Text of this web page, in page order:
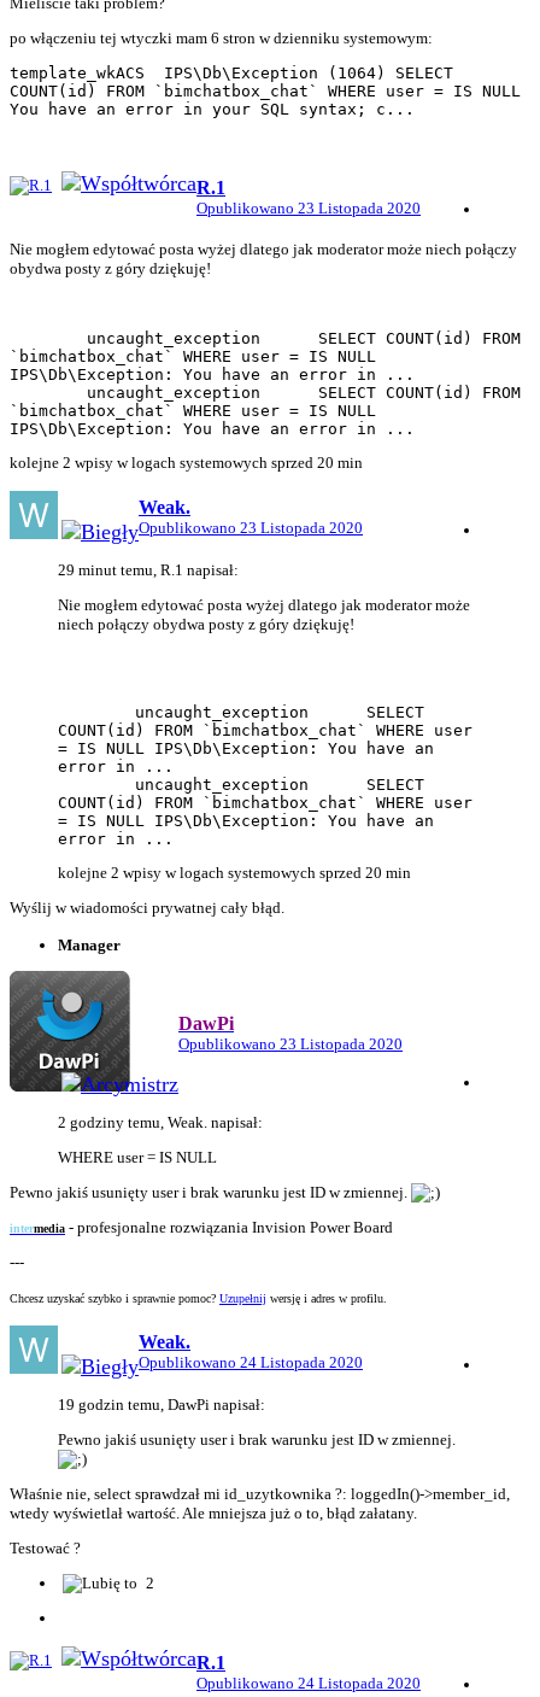
po włączeniu tej wtyczki mam 6 stron w dzienniku systemowym:
template_wkACS	IPS\Db\Exception (1064) SELECT
COUNT(id) FROM `bimchatbox_chat` WHERE user = IS NULL
You have an error in your SQL syntax; c...
R.1
Opublikowano 23 Listopada 2020
Nie mogłem edytować posta wyżej dlatego jak moderator może niech połączy
obydwa posty z góry dziękuję!
`bimchatbox_chat` WHERE user = IS NULL
IPS\Db\Exception: You have an error in ...
`bimchatbox_chat` WHERE user = IS NULL
IPS\Db\Exception: You have an error in ...
kolejne 2 wpisy w logach systemowych sprzed 20 min
Weak.
Opublikowano 23 Listopada 2020
29 minut temu, R.1 napisał:
Nie mogłem edytować posta wyżej dlatego jak moderator może
niech połączy obydwa posty z góry dziękuję!
COUNT(id) FROM `bimchatbox_chat` WHERE user
= IS NULL IPS\Db\Exception: You have an
error in ...
COUNT(id) FROM `bimchatbox_chat` WHERE user
= IS NULL IPS\Db\Exception: You have an
error in ...
kolejne 2 wpisy w logach systemowych sprzed 20 min
Wyślij w wiadomości prywatnej cały błąd.
Manager
DawPi
Opublikowano 23 Listopada 2020
2 godziny temu, Weak. napisał:
WHERE user = IS NULL
Pewno jakiś usunięty user i brak warunku jest ID w zmiennej.
intermedia - profesjonalne rozwiązania Invision Power Board
---
Chcesz uzyskać szybko i sprawnie pomoc? Uzupełnij wersję i adres w profilu.
Weak.
Opublikowano 24 Listopada 2020
19 godzin temu, DawPi napisał:
Pewno jakiś usunięty user i brak warunku jest ID w zmiennej.
Właśnie nie, select sprawdzał mi id_uzytkownika ?: loggedIn()->member_id,
wtedy wyświetlał wartość. Ale mniejsza już o to, błąd załatany.
Testować ?
2
R.1
Opublikowano 24 Listopada 2020